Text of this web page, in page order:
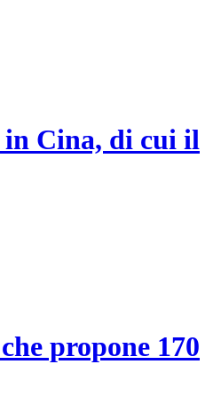
Cina, di cui il
propone 170